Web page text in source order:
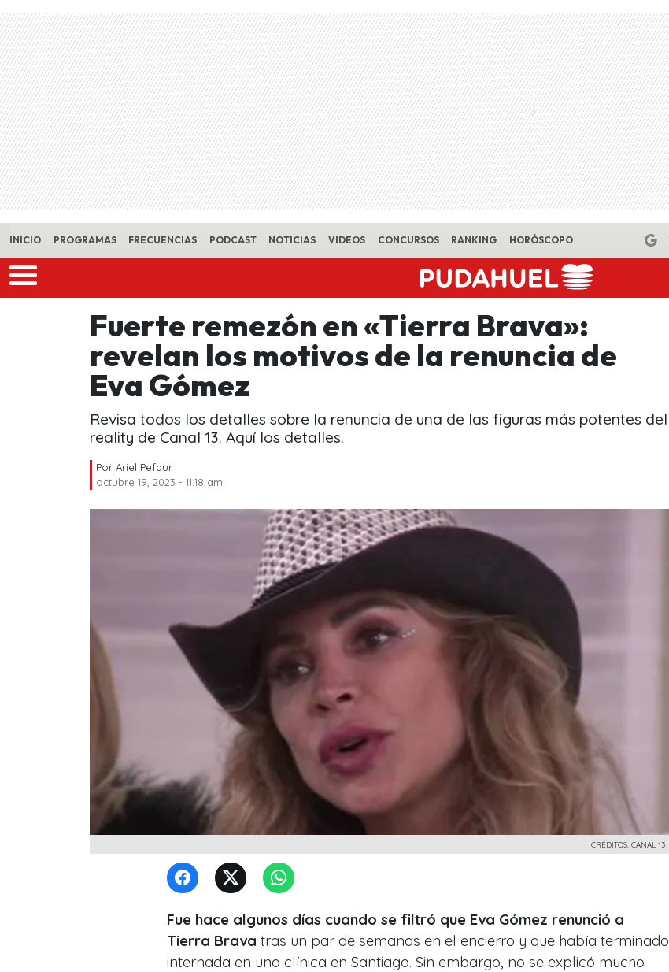
Skip to main content
INICIO PROGRAMAS FRECUENCIAS PODCAST NOTICIAS VIDEOS CONCURSOS RANKING HORÓSCOPO
Fuerte remezón en «Tierra Brava»:
revelan los motivos de la renuncia de
Eva Gómez
Revisa todos los detalles sobre la renuncia de una de las figuras más potentes del
reality de Canal 13. Aquí los detalles.
Por Ariel Pefaur
octubre 19, 2023 - 11:18 am
CRÉDITOS: CANAL 13
Fue hace algunos días cuando se filtró que Eva Gómez renunció a
Tierra Brava tras un par de semanas en el encierro y que había terminado
internada en una clínica en Santiago. Sin embargo, no se explicó mucho